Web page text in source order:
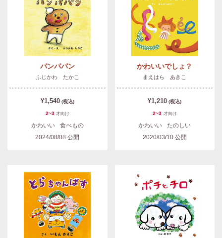
パンパパン
ふじかわ たかこ
¥1,540 (税込)
2~3 才向け
かわいい
食べもの
2024/08/08 公開
かわいいでしょ？
まえはら あきこ
¥1,210 (税込)
2~3 才向け
かわいい
たのしい
2020/03/10公開